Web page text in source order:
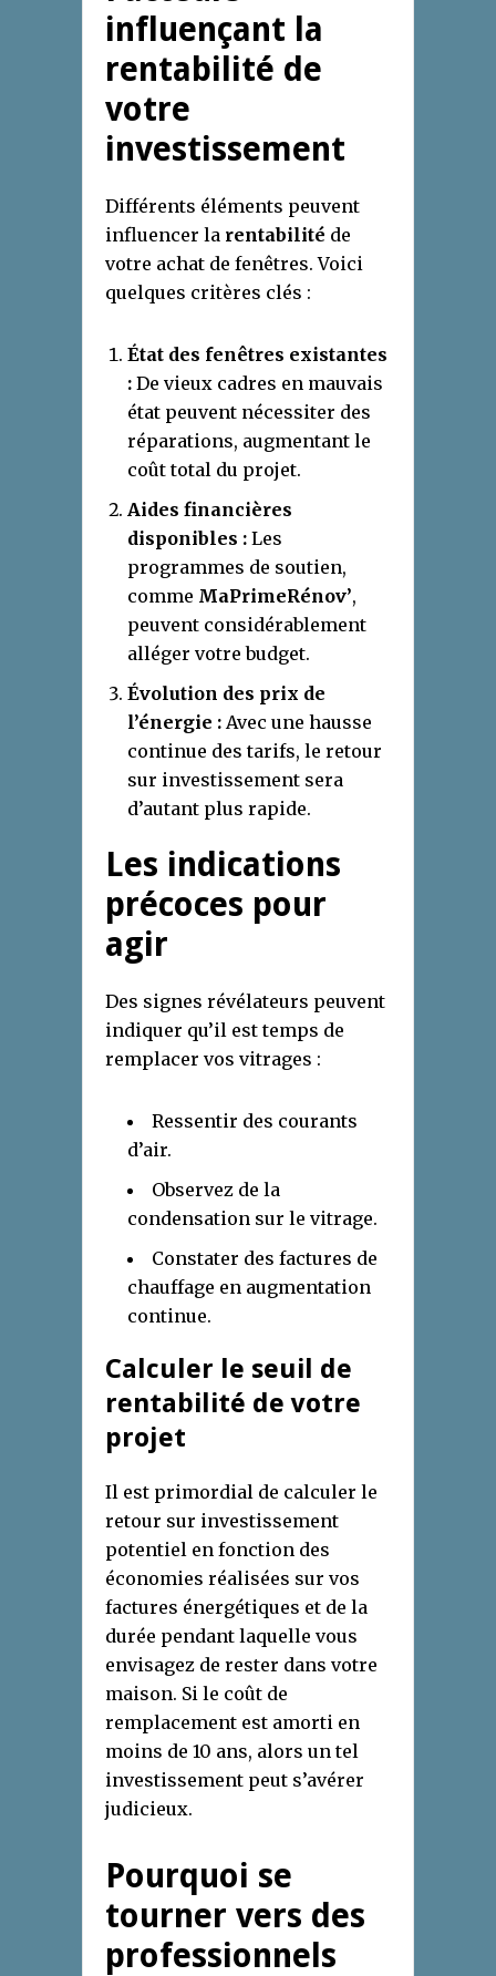
influençant la
rentabilité de
votre
investissement
Différents éléments peuvent
influencer la rentabilité de
votre achat de fenêtres. Voici
quelques critères clés :
État des fenêtres existantes
: De vieux cadres en mauvais
état peuvent nécessiter des
réparations, augmentant le
coût total du projet.
Aides financières
disponibles : Les
programmes de soutien,
comme MaPrimeRénov’,
peuvent considérablement
alléger votre budget.
Évolution des prix de
l’énergie : Avec une hausse
continue des tarifs, le retour
sur investissement sera
d’autant plus rapide.
Les indications
précoces pour
agir
Des signes révélateurs peuvent
indiquer qu’il est temps de
remplacer vos vitrages :
Ressentir des courants
d’air.
Observez de la
condensation sur le vitrage.
Constater des factures de
chauffage en augmentation
continue.
Calculer le seuil de
rentabilité de votre
projet
Il est primordial de calculer le
retour sur investissement
potentiel en fonction des
économies réalisées sur vos
factures énergétiques et de la
durée pendant laquelle vous
envisagez de rester dans votre
maison. Si le coût de
remplacement est amorti en
moins de 10 ans, alors un tel
investissement peut s’avérer
judicieux.
Pourquoi se
tourner vers des
professionnels